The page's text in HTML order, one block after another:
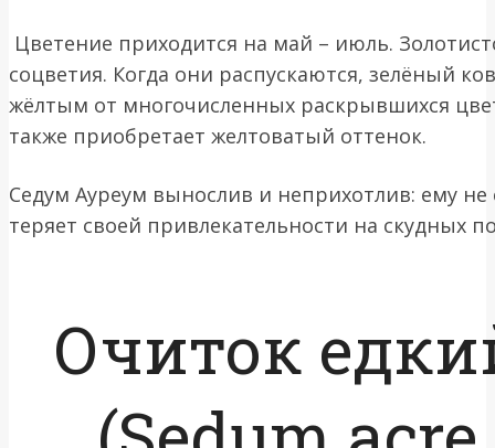
Цветение приходится на май – июль.
соцветия. Когда они распускаются, зелёный
жёлтым от многочисленных раскрывшихся
также приобретает желтоватый оттенок.
Седум Ауреум вынослив и неприхотлив: ему
теряет своей привлекательности на скудных
Очиток